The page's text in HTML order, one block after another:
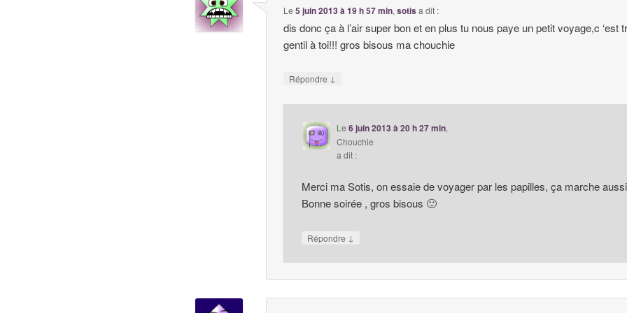
Le5 juin 2013 à 19 h 57 min,sotis a dit :
dis donc ça à l’air super bon et en plus tu nous paye un petit voyage,c ‘est
gentil à toi!!! gros bisous ma chouchie
Répondre ↓
Le 6 juin 2013 à 20 h 27 min,
Chouchie
a dit :
Merci ma Sotis, on essaie de voyager par les papilles, ça marche
Bonne soirée , gros bisous 🙂
Répondre ↓